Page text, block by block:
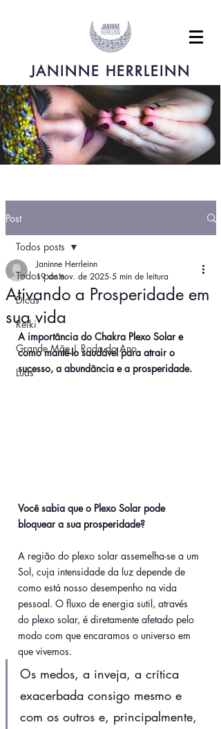
JANINNE HERRLEINN
Post
Todos posts
Dicas
Reiki
Grande Mãe | Roda do Ano
Luas
Todos posts
Ativando a Prosperidade em
sua vida
Janinne Herrleinn
19 de nov. de 2025 5 min de leitura
A importância do Chakra Plexo Solar e
como mantê-lo saudável para atrair o
sucesso, a abundância e a prosperidade.
Você sabia que o Plexo Solar pode
bloquear a sua prosperidade?
A região do plexo solar assemelha-se a um
Sol, cuja intensidade da luz depende de
como está nosso desempenho na vida
pessoal. O fluxo de energia sutil, através
do plexo solar, é diretamente afetado pelo
modo com que encaramos o universo em
que vivemos.
Os medos, a inveja, a crítica
exacerbada consigo mesmo e
com os outros e, principalmente,